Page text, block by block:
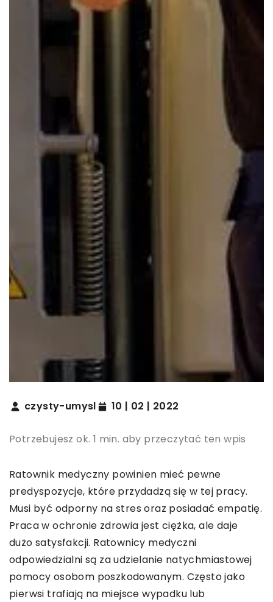
czysty-umysl 10 | 02 | 2022
Potrzebujesz ok. 1 min. aby przeczytać ten wpis
Ratownik medyczny powinien mieć pewne
predyspozycje, które przydadzą się w tej pracy.
Musi być odporny na stres oraz posiadać empatię.
Praca w ochronie zdrowia jest ciężka, ale daje
dużo satysfakcji. Ratownicy medyczni
odpowiedzialni są za udzielanie natychmiastowej
pomocy osobom poszkodowanym. Często jako
pierwsi trafiają na miejsce wypadku lub